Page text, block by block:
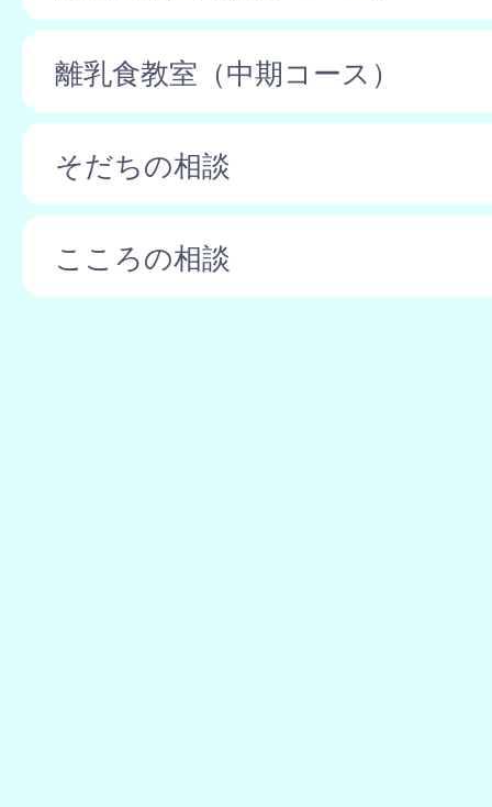
離乳食教室（中期コース）
そだちの相談
こころの相談